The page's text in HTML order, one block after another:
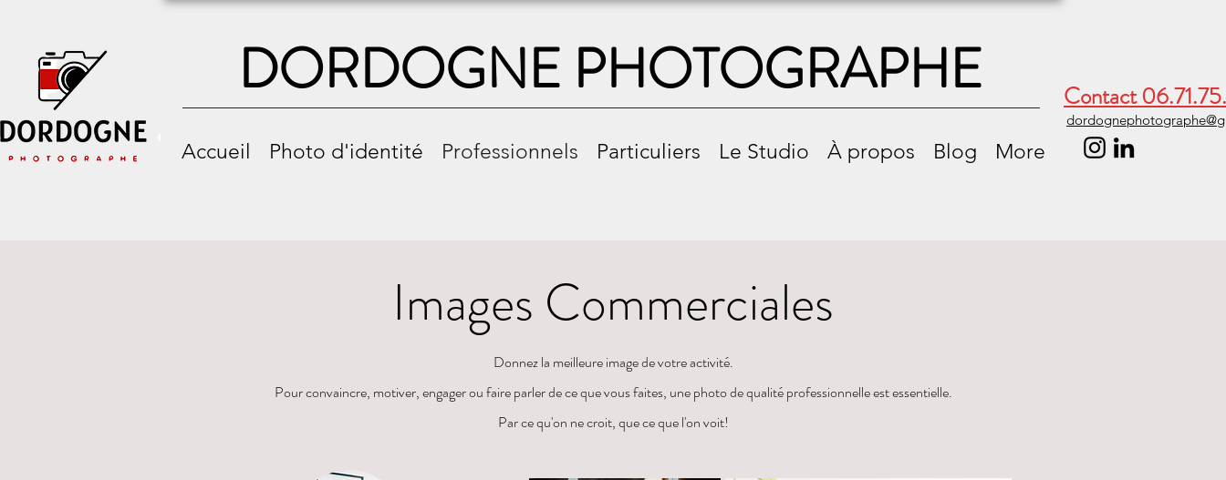
DORDOGNE PHOTOGRAPHE
Accueil Photo d'identité Professionnels Particuliers Le Studio À propos Blog More
Contact
Images Commerciales
Donnez la meilleure image de votre activité.
Pour convaincre, motiver, engager ou faire parler de ce que vous faites, une photo de qualité professionnelle est essentielle.
Par ce qu'on ne croit, que ce que l'on voit!